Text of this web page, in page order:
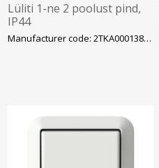
Lüliti 1-ne 2 poolust pind,
IP44
Manufacturer code: 2TKA000138G1